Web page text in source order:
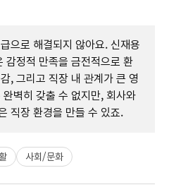
으로 해결되지 않아요. 신재용
감정적 만족을 금전적으로 환
, 그리고 직장 내 관계가 큰 영
벽히 갖출 수 없지만, 회사와
직장 환경을 만들 수 있죠.
사회/문화